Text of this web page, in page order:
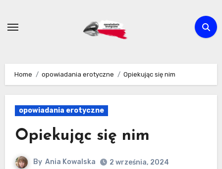
content
Home opowiadania erotyczne Opiekując się nim
opowiadania erotyczne
Opiekując się nim
By Ania Kowalska
2 września, 2024